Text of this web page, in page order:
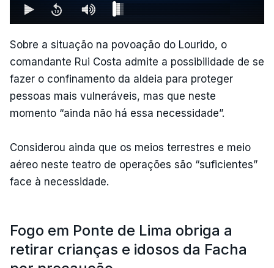
Sobre a situação na povoação do Lourido, o
comandante Rui Costa admite a possibilidade de se
fazer o confinamento da aldeia para proteger
pessoas mais vulneráveis, mas que neste
momento “ainda não há essa necessidade”.
Considerou ainda que os meios terrestres e meio
aéreo neste teatro de operações são “suficientes”
face à necessidade.
Fogo em Ponte de Lima obriga a
retirar crianças e idosos da Facha